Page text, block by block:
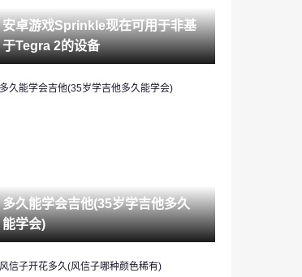
2023-03-14
苹果怎么查手机被定位吗（如何查找我的i
phone位置）
2023-03-14
交流平台有哪些(社交软件起名字)
如何养绿萝(绿萝几天浇一次水最合适)
安卓游戏Sprinkle现在可用于非基
于Tegra 2的设备
多久能学会吉他(35岁学吉他多久
能学会)